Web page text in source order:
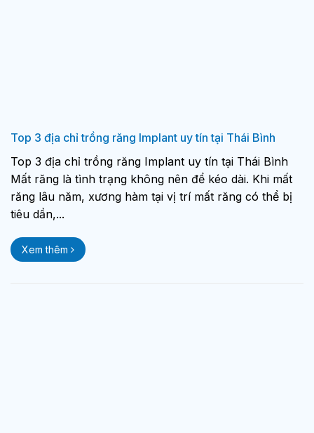
Top 3 địa chỉ trồng răng Implant uy tín tại Thái Bình
Top 3 địa chỉ trồng răng Implant uy tín tại Thái Bình
Mất răng là tình trạng không nên để kéo dài. Khi mất
răng lâu năm, xương hàm tại vị trí mất răng có thể bị
tiêu dần,...
Xem thêm